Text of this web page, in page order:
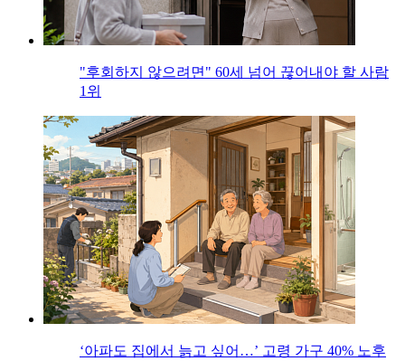
"후회하지 않으려면" 60세 넘어 끊어내야 할 사람
1위
‘아파도 집에서 늙고 싶어…’ 고령 가구 40% 노후